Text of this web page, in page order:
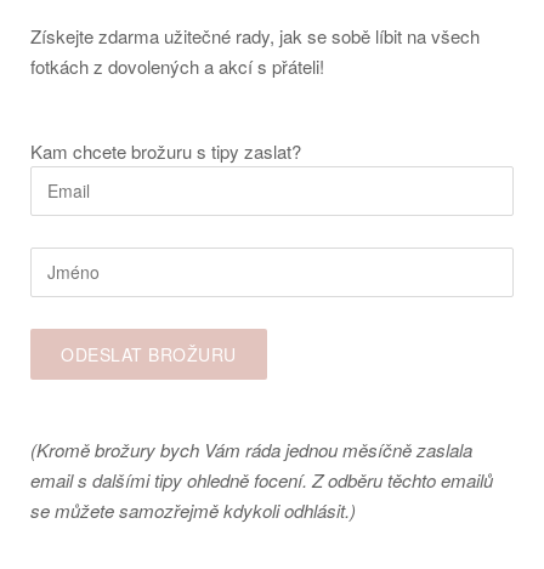
Získejte zdarma užitečné rady, jak se sobě líbit na všech
fotkách z dovolených a akcí s přáteli!
Kam chcete brožuru s tipy zaslat?
(Kromě brožury bych Vám ráda jednou měsíčně zaslala
email s dalšími tipy ohledně focení. Z odběru těchto emailů
se můžete samozřejmě kdykoli odhlásit.)